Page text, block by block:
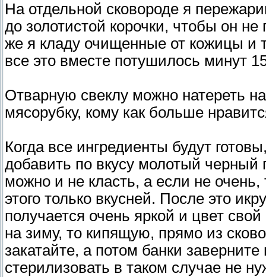
На отдельной сковороде я
до золотистой корочки, чтобы он не
же я кладу очищенные от кожицы и
все это вместе потушилось минут
Отварную свеклу можно натереть
мясорубку, кому как больше
Когда все ингредиенты будут
добавить по вкусу молотый
можно и не класть, а если не очень,
этого только вкусней. После это
получается очень яркой и цвет
на зиму, то кипящую, прямо из
закатайте, а потом банки
стерилизовать в таком случае не